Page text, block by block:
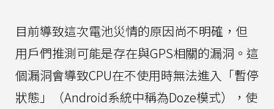
目前導致這次電池災情的原因尚不明確，但
用戶們推測可能是存在與GPS相關的漏洞。這
個漏洞會導致CPU在不使用時無法進入「暫停
狀態」（Android系統中稱為Doze模式），使